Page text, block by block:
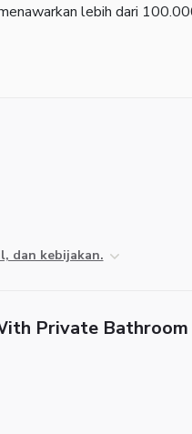
lebih dari
dan kebijakan.
Private Bathroom